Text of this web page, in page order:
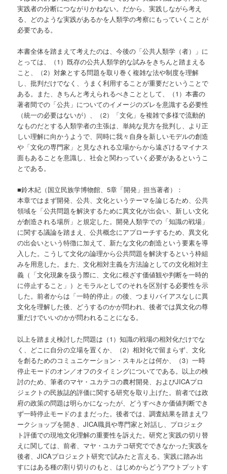
実践者の分断につながりかねない。だから、実践しながら考え
る、どのような実践があるかを人類学の考察にもっていくことが
必要である。
本書全体を踏まえて考えたのは、今後の「公共人類学（者）」に
とっては、（1）既存の公共人類学的な試みをきちんと踏まえる
こと、（2）対象とする問題を取り巻く複雑な法や制度を理解
し、批判だけでなく、うまく利用することが重要だということで
ある。また、きちんと考えられるべきこととして、（1）本書の
著者間での「公共」についてのイメージのズレを意識する必要性
（統一の必要はないが）、（2）「文化」を複雑で多様で流動的
なものだとする人類学者の主張は、単純な見方を批判し、より正
しい理解に向かうようで、同時に我々自身を新しいモデルの創造
や「文化の専門家」と見なされる立場からから遠ざけるマイナス
面もあることを意識し、社会と関わっていく必要があるというこ
とである。
■鈴木紀（国立民族学博物館、5章「開発」担当著者）：
本章ではまず開発、公共、文化というテーマを論じるため、公共
領域を「公共問題を解決するために異文化が出会い、新しい文化
が創造される場所」と規定した。開発人類学での「知識の戦場」
に関する議論を踏まえ、公共概念にアプローチするため、異文化
の出会いという特徴に加えて、新たな文化の創造という要素を導
入した。こうして文化の論理から公共問題を解決するという枠組
みを用意した。また、文化相対主義を方法論としての文化相対主
義（「文化現象を扱う際に、文化に根ざす価値観や判断を一時的
に停止すること」）とモラルとしてのそれを区別する必要性を示
した。前者からは「一時的停止」の後、つまりバイアスなしに異
文化を理解した後、どうするのかが問われ、後者では異文化の尊
重だけでいいのかが問われることになる。
以上を踏まえ検討した問題は（1）知識の戦場の相対化だけでな
く、どこに自分の立場を置くか、（2）相対化で留まらず、文化
を創るためのコミュニケーション・スキルとは何か、（3）一時
停止モードのオン／オフのタイミングについてである。以上の検
討のため、筆者のマヤ・ユカテコの農村開発、およびJICAプロ
ジェクトの民族誌的評価に関する研究を取り上げた。前者では政
府の政策の問題は明らかになったが、どうすべきか価値判断でき
ず一時停止モードのままだった。後者では、調査結果を踏まえワ
ークショップを開き、JICA職員や専門家と対話し、プロジェク
ト評価での現地文化理解の重要性を訴えた。研究と実践の切り替
えに関しては、前者、マヤ・ユカテコ研究でできなかった実践を
後者、JICAプロジェクト研究で試みたと言える。実践に踏み出
すにはある種の割り切りのもと、はじめからどうアウトプットす